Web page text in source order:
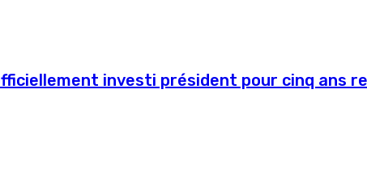
investi président pour cinq ans